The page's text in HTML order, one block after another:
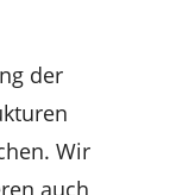
der
Wir
auch